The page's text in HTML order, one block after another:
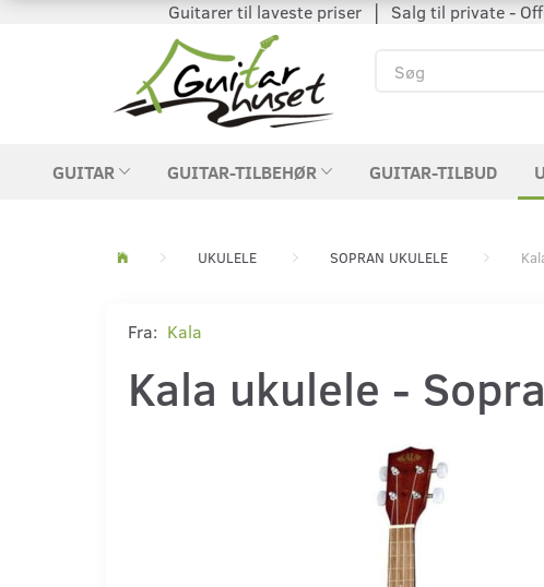
Guitarer til laveste priser │ Salg til private -
GUITAR GUITAR-TILBEHØR GUITAR-TILBUD
UKULELE SOPRAN UKULELE
Fra: Kala
Kala ukulele -